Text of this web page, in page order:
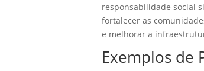
responsabilidade social
fortalecer as
e melhorar a
Exemplos de